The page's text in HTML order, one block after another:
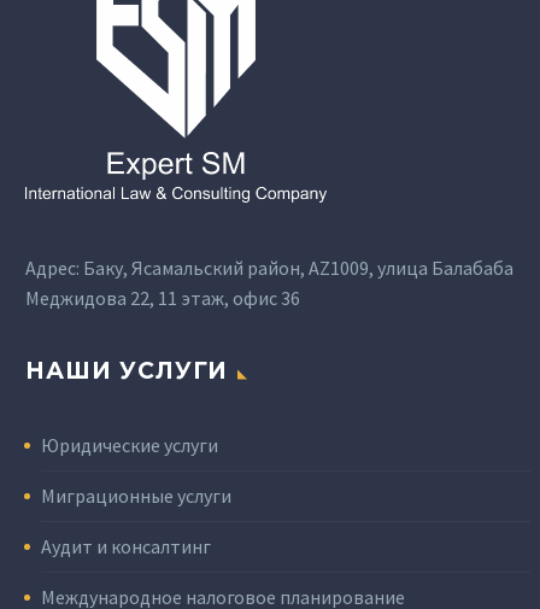
Адрес: Баку, Ясамальский район, AZ1009, улица Балабаба
Меджидова 22, 11 этаж, офис 36
НАШИ УСЛУГИ
Юридические услуги
Миграционные услуги
Аудит и консалтинг
Международное налоговое планирование